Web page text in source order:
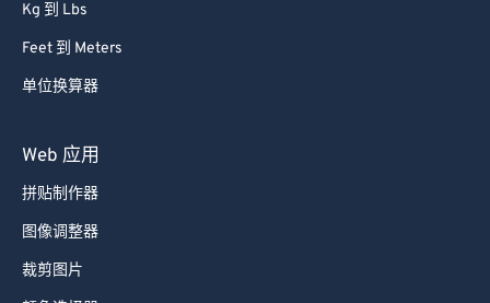
Kg 到 Lbs
Feet 到 Meters
单位换算器
Web 应用
拼贴制作器
图像调整器
裁剪图片